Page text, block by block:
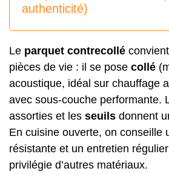
authenticité)
Le parquet contrecollé
pièces de vie : il se pose collé
acoustique, idéal sur chauffage
avec sous-couche performante.
assorties et les seuils donnent
En cuisine ouverte, on conseille
résistante et un entretien
privilégie d’autres matériaux.